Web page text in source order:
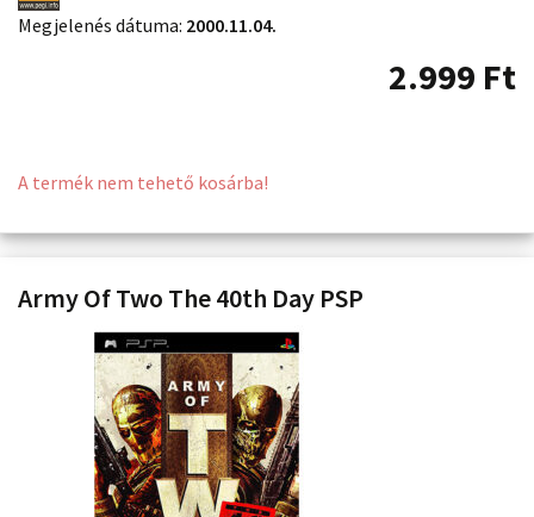
Megjelenés dátuma: 2000.11.04.
2.999 Ft
A termék nem tehető kosárba!
Army Of Two The 40th Day PSP